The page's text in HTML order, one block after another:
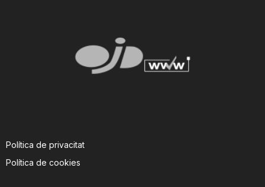
Política de privacitat
Política de cookies